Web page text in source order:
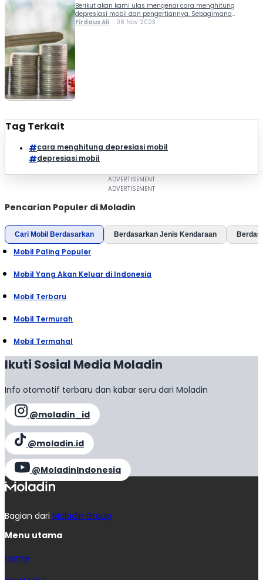
Berikut akan kami ulas mengenai cara menghitung
depresiasi mobil dan pengertiannya. Sebagimana
diketahui bahwa setiap kendaraan akan menglamai
Firdaus Ali 06 Nov 2023
Tag Terkait
cara menghitung depresiasi mobil
depresiasi mobil
Pencarian Populer di Moladin
Cari Mobil Berdasarkan Berdasarkan Jenis Kendaraan
Mobil Paling Populer
Mobil Yang Akan Keluar di Indonesia
Mobil Terbaru
Mobil Termurah
Mobil Termahal
Ikuti Sosial Media Moladin
Info otomotif terbaru dan kabar seru dari Moladin
@moladin_id
@moladin.id
@MoladinIndonesia
Bagian dari Moladin Group
Menu utama
Home